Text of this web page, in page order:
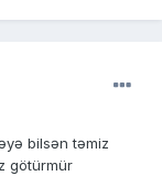
bilsən təmiz
götürmür